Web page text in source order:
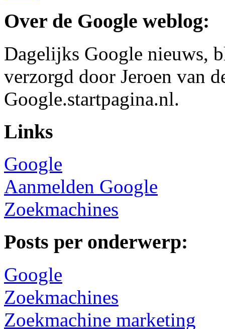
Over de Google weblog:
Dagelijks Google nieuws,
verzorgd door Jeroen van
Google.startpagina.nl.
Links
Google
Aanmelden Google
Zoekmachines
Posts per onderwerp:
Google
Zoekmachines
Zoekmachine marketing